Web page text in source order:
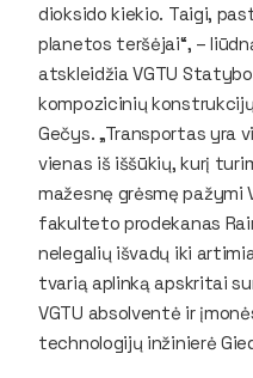
dioksido kiekio. Taigi,
planetos teršėjai“, –
atskleidžia VGTU
kompozicinių
Gečys. „Transportas yra
vienas iš iššūkių, kurį
mažesnę grėsmę pažymi
fakulteto prodekanas
nelegalių išvadų iki
tvarią aplinką apskritai
VGTU absolventė ir
technologijų inžinierė